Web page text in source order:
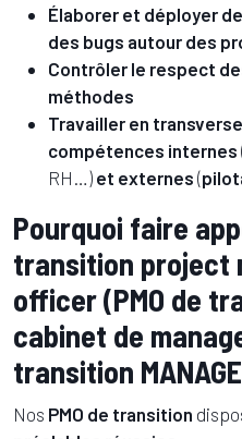
Élaborer et déployer
des bugs autour des
Contrôler le respect
méthodes
Travailler en
compétences internes
RH…) et externes (
Pourquoi faire
transition project
officer (PMO de
cabinet de
transition
Nos PMO de transition